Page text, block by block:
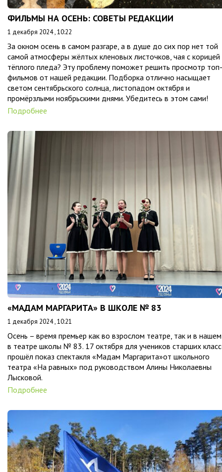
ФИЛЬМЫ НА ОСЕНЬ: СОВЕТЫ РЕДАКЦИИ
1 декабря 2024 , 10:22
За окном осень в самом разгаре, а в душе до сих пор нет той
самой атмосферы жёлтых кленовых листочков, чая с корицей
тёплого пледа? Эту проблему поможет решить просмотр
фильмов от нашей редакции. Подборка отлично насыщает
светом сентябрьского солнца, листопадом октября и
промёрзлыми ноябрьскими днями. Убедитесь в этом сами!
Подробнее
«МАДАМ МАРГАРИТА» В ШКОЛЕ № 83
1 декабря 2024 , 10:21
Осень – время премьер как во взрослом театре, так и в
в театре школы № 83. 17 октября для учеников старших
прошёл показ спектакля «Мадам Маргарита»от школьного
театра «На равных» под руководством Алины Николаевны
Лысковой.
Подробнее